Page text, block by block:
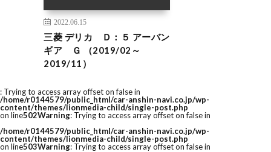
2022.06.15
三菱 デリカ Ｄ：５ アーバン
ギア Ｇ （2019/02～
2019/11）
: Trying to access array offset on false in
/home/r0144579/public_html/car-anshin-navi.co.jp/wp-
content/themes/lionmedia-child/single-post.php
on line502Warning: Trying to access array offset on false in
/home/r0144579/public_html/car-anshin-navi.co.jp/wp-
content/themes/lionmedia-child/single-post.php
on line503Warning: Trying to access array offset on false in